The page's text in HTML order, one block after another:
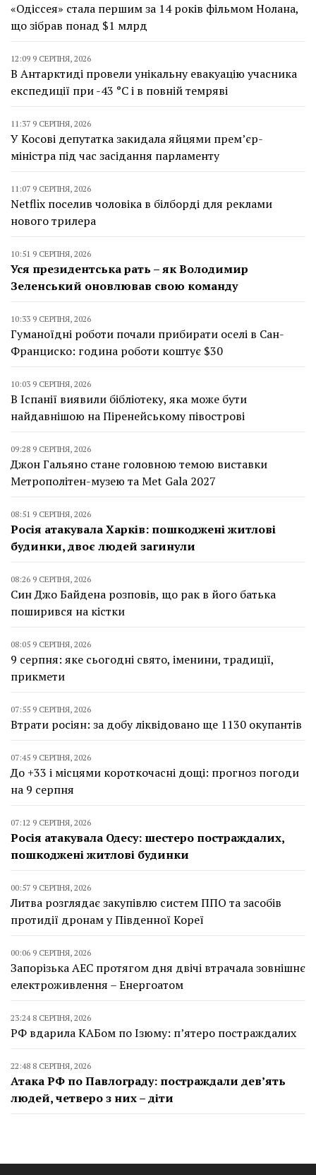
«Одіссея» стала першим за 14 років фільмом Нолана,
що зібрав понад $1 млрд
12:09 9 СЕРПНЯ, 2026
В Антарктиді провели унікальну евакуацію учасника
експедиції при -43 °C і в повній темряві
11:37 9 СЕРПНЯ, 2026
У Косові депутатка закидала яйцями прем’єр-
міністра під час засідання парламенту
11:07 9 СЕРПНЯ, 2026
Netflix поселив чоловіка в білборді для реклами
нового трилера
10:51 9 СЕРПНЯ, 2026
Уся президентська рать – як Володимир
Зеленський оновлював свою команду
10:33 9 СЕРПНЯ, 2026
Гуманоїдні роботи почали прибирати оселі в Сан-
Франциско: година роботи коштує $30
10:03 9 СЕРПНЯ, 2026
В Іспанії виявили бібліотеку, яка може бути
найдавнішою на Піренейському півострові
09:28 9 СЕРПНЯ, 2026
Джон Гальяно стане головною темою виставки
Метрополітен-музею та Met Gala 2027
08:51 9 СЕРПНЯ, 2026
Росія атакувала Харків: пошкоджені житлові
будинки, двоє людей загинули
08:26 9 СЕРПНЯ, 2026
Син Джо Байдена розповів, що рак в його батька
поширився на кістки
08:05 9 СЕРПНЯ, 2026
9 серпня: яке сьогодні свято, іменини, традиції,
прикмети
07:55 9 СЕРПНЯ, 2026
Втрати росіян: за добу ліквідовано ще 1130 окупантів
07:45 9 СЕРПНЯ, 2026
До +33 і місцями короткочасні дощі: прогноз погоди
на 9 серпня
07:12 9 СЕРПНЯ, 2026
Росія атакувала Одесу: шестеро постраждалих,
пошкоджені житлові будинки
00:57 9 СЕРПНЯ, 2026
Литва розглядає закупівлю систем ППО та засобів
протидії дронам у Південної Кореї
00:06 9 СЕРПНЯ, 2026
Запорізька АЕС протягом дня двічі втрачала зовнішнє
електроживлення – Енергоатом
23:24 8 СЕРПНЯ, 2026
РФ вдарила КАБом по Ізюму: п’ятеро постраждалих
22:48 8 СЕРПНЯ, 2026
Атака РФ по Павлограду: постраждали дев’ять
людей, четверо з них – діти